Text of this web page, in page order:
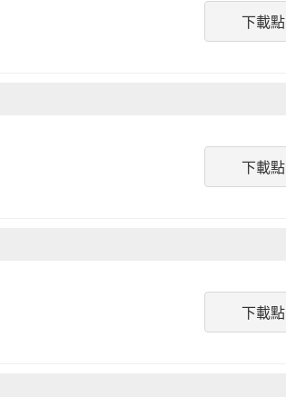
下載點
下載點
下載點